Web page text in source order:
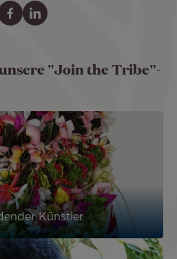
"Join the Tribe"-
Künstler